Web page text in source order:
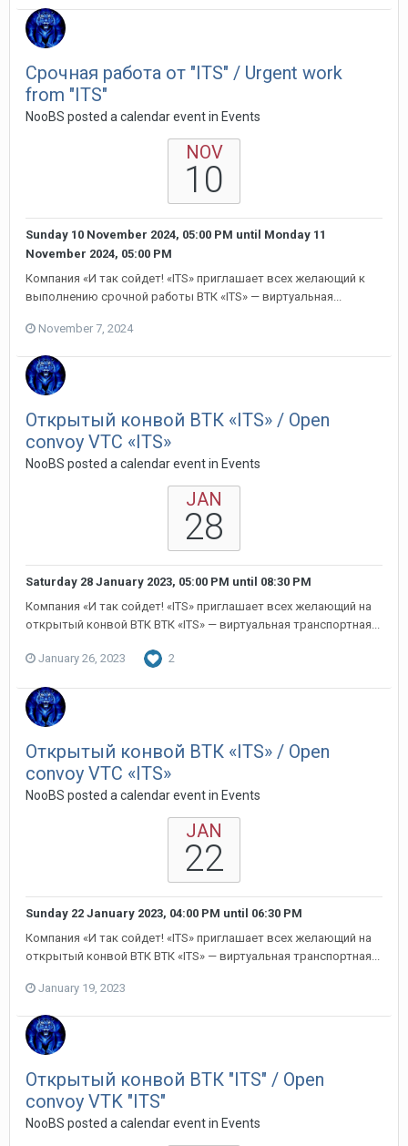
Срочная работа от "ITS" / Urgent work
from "ITS"
NooBS posted a calendar event in Events
NOV
10
Sunday 10 November 2024, 05:00 PM until Monday 11
November 2024, 05:00 PM
Компания «И так сойдет! «ITS» приглашает всех желающий к
выполнению срочной работы ВТК «ITS» — виртуальная...
November 7, 2024
Открытый конвой ВТК «ITS» / Open
convoy VTC «ITS»
NooBS posted a calendar event in Events
JAN
28
Saturday 28 January 2023, 05:00 PM until 08:30 PM
Компания «И так сойдет! «ITS» приглашает всех желающий на
открытый конвой ВТК ВТК «ITS» — виртуальная транспортная...
January 26, 2023 2
Открытый конвой ВТК «ITS» / Open
convoy VTC «ITS»
NooBS posted a calendar event in Events
JAN
22
Sunday 22 January 2023, 04:00 PM until 06:30 PM
Компания «И так сойдет! «ITS» приглашает всех желающий на
открытый конвой ВТК ВТК «ITS» — виртуальная транспортная...
January 19, 2023
Открытый конвой ВТК "ITS" / Open
convoy VTK "ITS"
NooBS posted a calendar event in Events